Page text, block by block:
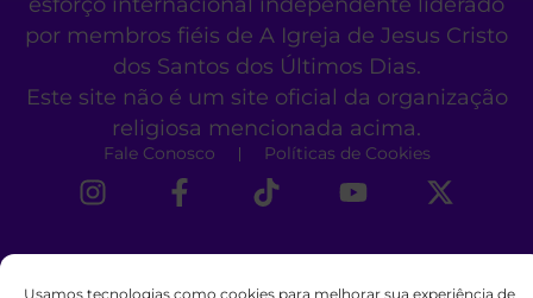
Usamos tecnologias como cookies para melhorar sua experiência de
por membros fiéis de A Igreja de Jesus Cristo
dos Santos dos Últimos Dias.
Este site não é um site oficial da organização
religiosa mencionada acima.
Fale Conosco Políticas de Cookies